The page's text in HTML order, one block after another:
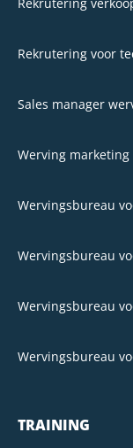
Rekrutering voor
Sales manager
Werving
Wervingsbureau
Wervingsbureau
Wervingsbureau
Wervingsbureau
TRAINING